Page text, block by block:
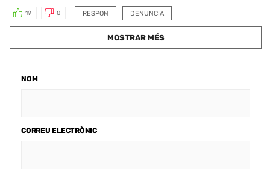
RESPON
19 0 DENUNCIA
MOSTRAR MÉS
NOM
CORREU ELECTRÒNIC